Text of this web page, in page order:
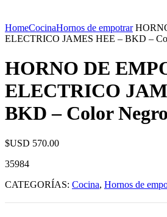
HomeCocinaHornos de empotrar
ELECTRICO JAMES HEE – BKD –
HORNO DE
ELECTRICO
BKD – Color Negro
$USD 570.00
35984
CATEGORÍAS: Cocina, Hornos de